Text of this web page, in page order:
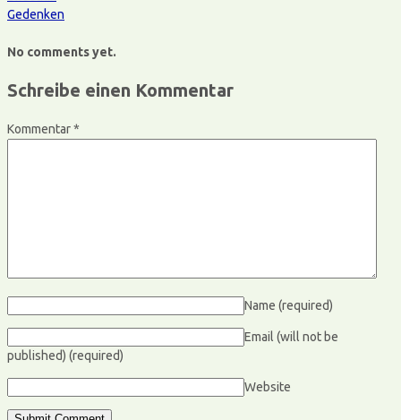
Gedenken
No comments yet.
Schreibe einen Kommentar
Kommentar*
Name (required)
Email (will not be
published) (required)
Website